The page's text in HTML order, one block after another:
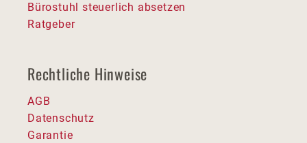
Bürostuhl steuerlich absetzen
Ratgeber
Rechtliche Hinweise
AGB
Datenschutz
Garantie